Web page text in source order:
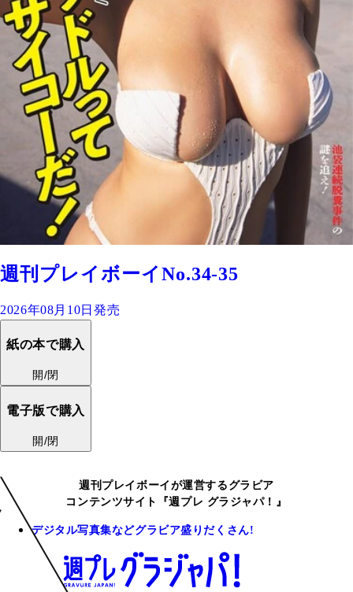
週刊プレイボーイNo.34-35
2026年08月10日発売
紙の本で購入
開/閉
電子版で購入
開/閉
週刊プレイボーイが運営するグラビア
コンテンツサイト『週プレ グラジャパ！』
デジタル写真集などグラビア盛りだくさん!